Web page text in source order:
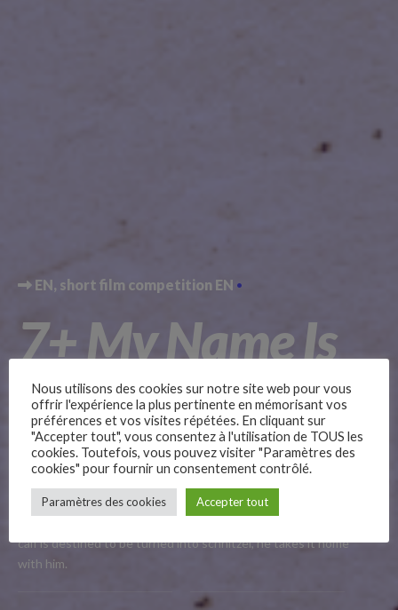
Follow Us
EN short film competition EN
7+ My Name Is
Edgar and I
Have a Cow
Edgar’s ordinary life is disrupted by a newborn calf he sees
calf is destined to be turned into schnitzel, he takes it home
with him.
Nous utilisons des cookies sur notre site web pour vous
offrir l'expérience la plus pertinente en mémorisant vos
préférences et vos visites répétées. En cliquant sur
"Accepter tout", vous consentez à l'utilisation de TOUS les
cookies. Toutefois, vous pouvez visiter "Paramètres des
cookies" pour fournir un consentement contrôlé.
Paramètres des cookies Accepter tout